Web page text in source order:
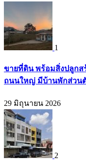
1
ขายที่ดิน พร้อมสิ่งปลูกสร้
ถนนใหญ่ มีบ้านพักส่วนตั
29 มิถุนายน 2026
2